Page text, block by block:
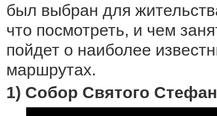
был выбран для
что посмотреть, и чем
пойдет о наиболее
маршрутах.
1) Собор Святого